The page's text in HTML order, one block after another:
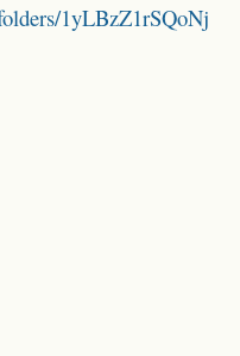
1yLBzZ1rSQoNj